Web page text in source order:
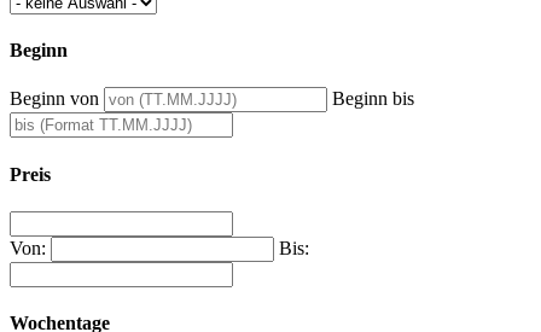
Beginn
Beginn von Beginn bis
Preis
Von: Bis:
Wochentage